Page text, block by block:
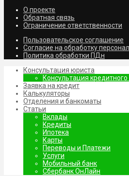
О проекте
Обратная связь
Ограничение ответственности
Пользовательское соглашение
Согласие на обработку
Политика обработки ПДн
Консультация юриста
Консультация
Заявка на кредит
Калькуляторы
Отделения и банкоматы
Статьи
Вклады
Кредиты
Ипотека
Карты
Переводы и Платежи
Услуги
Мобильный банк
Сбербанк ОнЛайн